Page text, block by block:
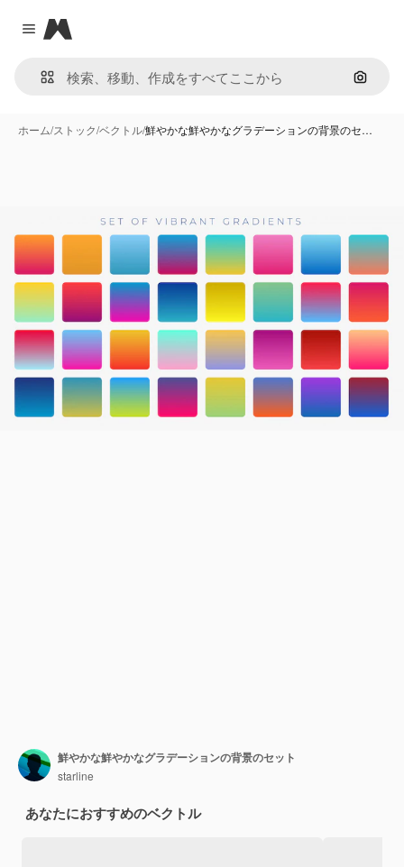
Close menu
Magnific
画像で
ホーム/ストック/ベクトル/鮮やかな鮮やかなグラデーションの背景のセ…
鮮やかな鮮やかなグラデーションの背景のセット
starline
あなたにおすすめのベクトル